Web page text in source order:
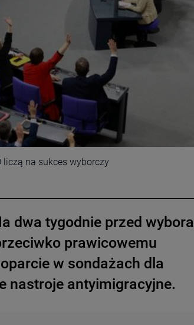
liczą na sukces wyborczy
dwa tygodnie przed
prawicowemu
w sondażach dla
nastroje antyimigracyjne.